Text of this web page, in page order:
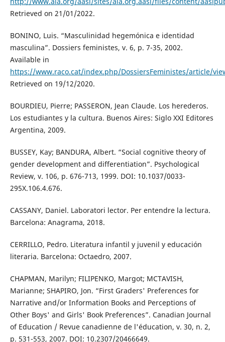
Retrieved on 21/01/2022.
BONINO, Luis. “Masculinidad hegemónica e identidad
masculina”. Dossiers feministes, v. 6, p. 7-35, 2002.
Available in
https://www.raco.cat/index.php/DossiersFeministes/article/
Retrieved on 19/12/2020.
BOURDIEU, Pierre; PASSERON, Jean Claude. Los herederos.
Los estudiantes y la cultura. Buenos Aires: Siglo XXI Editores
Argentina, 2009.
BUSSEY, Kay; BANDURA, Albert. “Social cognitive theory of
gender development and differentiation”. Psychological
Review, v. 106, p. 676-713, 1999. DOI: 10.1037/0033-
295X.106.4.676.
CASSANY, Daniel. Laboratori lector. Per entendre la lectura.
Barcelona: Anagrama, 2018.
CERRILLO, Pedro. Literatura infantil y juvenil y educación
literaria. Barcelona: Octaedro, 2007.
CHAPMAN, Marilyn; FILIPENKO, Margot; MCTAVISH,
Marianne; SHAPIRO, Jon. “First Graders' Preferences for
Narrative and/or Information Books and Perceptions of
Other Boys' and Girls' Book Preferences”. Canadian Journal
of Education / Revue canadienne de l'éducation, v. 30, n. 2,
p. 531-553, 2007. DOI: 10.2307/20466649.